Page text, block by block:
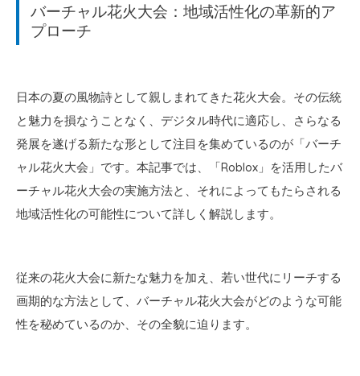
バーチャル花火大会：地域活性化の革新的ア
プローチ
日本の夏の風物詩として親しまれてきた花火大会。その伝統
と魅力を損なうことなく、デジタル時代に適応し、さらなる
発展を遂げる新たな形として注目を集めているのが「バーチ
ャル花火大会」です。本記事では、「Roblox」を活用したバ
ーチャル花火大会の実施方法と、それによってもたらされる
地域活性化の可能性について詳しく解説します。
従来の花火大会に新たな魅力を加え、若い世代にリーチする
画期的な方法として、バーチャル花火大会がどのような可能
性を秘めているのか、その全貌に迫ります。